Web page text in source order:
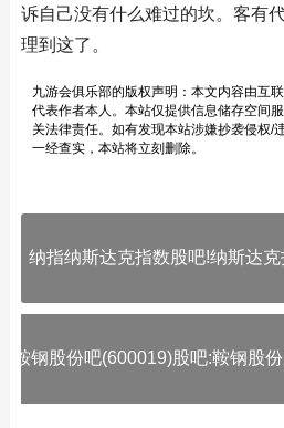
诉自己没有什么难过的坎。客有
理到这了。
九游会俱乐部的版权声明：本文内容由互
代表作者本人。本站仅提供信息储存空间
关法律责任。如有发现本站涉嫌抄袭侵权/
一经查实，本站将立刻删除。
纳指纳斯达克指数股吧!纳斯达
鞍钢股份吧(600019)股吧:鞍钢股